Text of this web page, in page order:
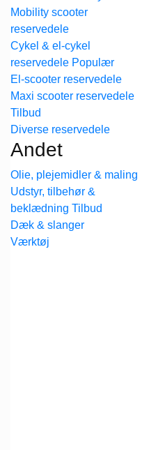
Mobility scooter
reservedele
Cykel & el-cykel
reservedele
El-scooter reservedele
Maxi scooter reservedele
Diverse reservedele
Andet
Olie, plejemidler & maling
Udstyr, tilbehør &
beklædning
Dæk & slanger
Værktøj